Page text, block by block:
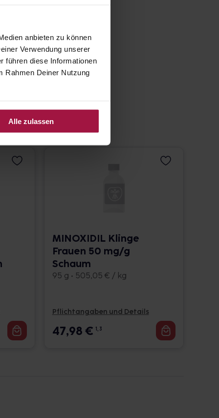
anbieten zu können
Verwendung unserer
führen diese Informationen
Rahmen Deiner Nutzung
Alle zulassen
MINOXIDIL Klinge
Frauen 50 mg/g
Schaum
95 g • 505,05 € / kg
Pflichtangaben und Details
47,98€ 1, 3